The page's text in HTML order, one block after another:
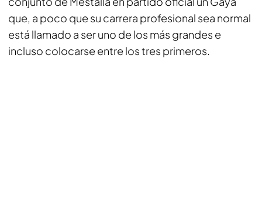
que, a poco que su carrera profesional sea normal
está llamado a ser uno de los más grandes e
incluso colocarse entre los tres primeros.